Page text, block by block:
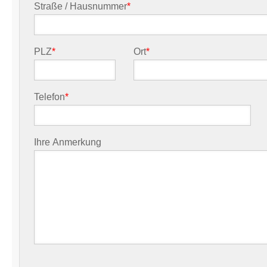
Straße / Hausnummer*
PLZ* Ort*
Telefon*
Ihre Anmerkung